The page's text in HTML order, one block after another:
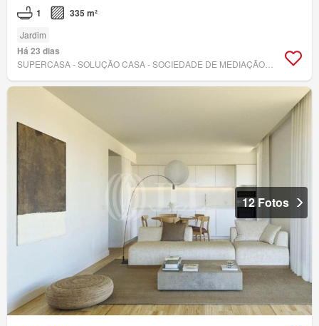
1 335 m²
Jardim
Há 23 dias
12 Fotos